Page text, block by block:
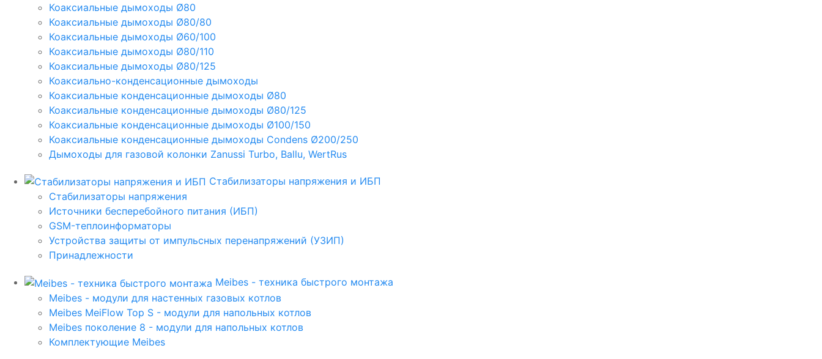
Коаксиальные дымоходы Ø80
Коаксиальные дымоходы Ø80/80
Коаксиальные дымоходы Ø60/100
Коаксиальные дымоходы Ø80/110
Коаксиальные дымоходы Ø80/125
Коаксиально-конденсационные дымоходы
Коаксиальные конденсационные дымоходы Ø80
Коаксиальные конденсационные дымоходы Ø80/125
Коаксиальные конденсационные дымоходы Ø100/150
Коаксиальные конденсационные дымоходы Condens Ø200/250
Дымоходы для газовой колонки Zanussi Turbo, Ballu, WertRus
Стабилизаторы напряжения и ИБП
Стабилизаторы напряжения
Источники бесперебойного питания (ИБП)
GSM-теплоинформаторы
Устройства защиты от импульсных перенапряжений (УЗИП)
Принадлежности
Meibes - техника быстрого монтажа
Meibes - модули для настенных газовых котлов
Meibes MeiFlow Top S - модули для напольных котлов
Meibes поколение 8 - модули для напольных котлов
Комплектующие Meibes